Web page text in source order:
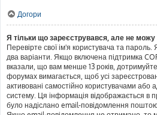
Догори
Я тільки що зареєструвався, але не можу
Перевірте свої ім'я користувача та пароль.
два варіанти. Якщо включена підтримка
вказали, що вам менше 13 років,
форумах вимагається, щоб усі
активовані самостійно користувачами або
систему. Ця інформація відображається в
було надіслано email-повідомлення